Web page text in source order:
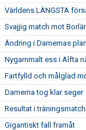
Världens LÄNGSTA
Svajjig match mot
Ändring i Damernas
Nygammalt ess i Alfta
Fartfylld och målglad
Damerna tog klar seger
Resultat i
Gigantiskt fall framåt